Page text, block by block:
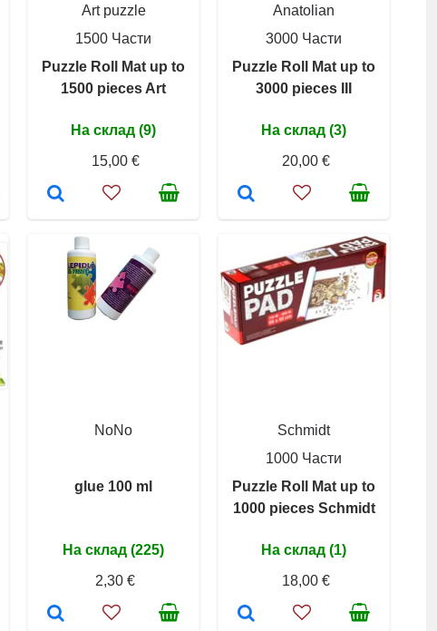
Art puzzle
1500 Части
Puzzle Roll Mat up to
1500 pieces Art
На склад (9)
15,00 €
Anatolian
3000 Части
Puzzle Roll Mat up to
3000 pieces III
На склад (3)
20,00 €
NoNo
glue 100 ml
На склад (225)
2,30 €
Schmidt
1000 Части
Puzzle Roll Mat up to
1000 pieces Schmidt
На склад (1)
18,00 €